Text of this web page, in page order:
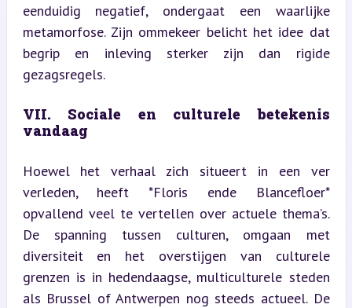
eenduidig negatief, ondergaat een waarlijke
metamorfose. Zijn ommekeer belicht het idee dat
begrip en inleving sterker zijn dan rigide
gezagsregels.
VII. Sociale en culturele betekenis
vandaag
Hoewel het verhaal zich situeert in een ver
verleden, heeft *Floris ende Blancefloer*
opvallend veel te vertellen over actuele thema’s.
De spanning tussen culturen, omgaan met
diversiteit en het overstijgen van culturele
grenzen is in hedendaagse, multiculturele steden
als Brussel of Antwerpen nog steeds actueel. De